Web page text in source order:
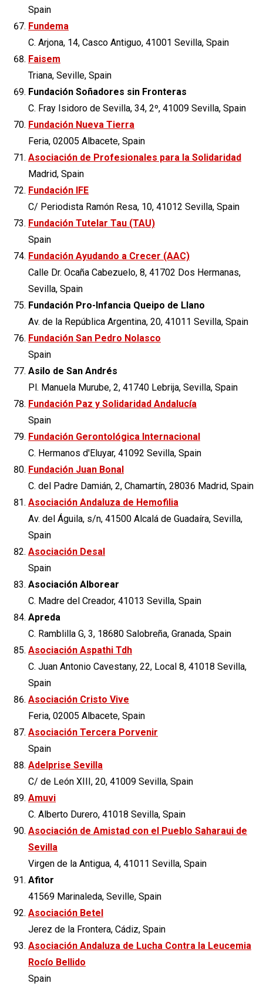
Spain
Fundema
C. Arjona, 14, Casco Antiguo, 41001 Sevilla, Spain
Faisem
Triana, Seville, Spain
Fundación Soñadores sin Fronteras
C. Fray Isidoro de Sevilla, 34, 2º, 41009 Sevilla, Spain
Fundación Nueva Tierra
Feria, 02005 Albacete, Spain
Asociación de Profesionales para la Solidaridad
Madrid, Spain
Fundación IFE
C/ Periodista Ramón Resa, 10, 41012 Sevilla, Spain
Fundación Tutelar Tau (TAU)
Spain
Fundación Ayudando a Crecer (AAC)
Calle Dr. Ocaña Cabezuelo, 8, 41702 Dos Hermanas,
Sevilla, Spain
Fundación Pro-Infancia Queipo de Llano
Av. de la República Argentina, 20, 41011 Sevilla, Spain
Fundación San Pedro Nolasco
Spain
Asilo de San Andrés
Pl. Manuela Murube, 2, 41740 Lebrija, Sevilla, Spain
Fundación Paz y Solidaridad Andalucía
Spain
Fundación Gerontológica Internacional
C. Hermanos d'Eluyar, 41092 Sevilla, Spain
Fundación Juan Bonal
C. del Padre Damián, 2, Chamartín, 28036 Madrid, Spain
Asociación Andaluza de Hemofilia
Av. del Águila, s/n, 41500 Alcalá de Guadaíra, Sevilla,
Spain
Asociación Desal
Spain
Asociación Alborear
C. Madre del Creador, 41013 Sevilla, Spain
Apreda
C. Ramblilla G, 3, 18680 Salobreña, Granada, Spain
Asociación Aspathi Tdh
C. Juan Antonio Cavestany, 22, Local 8, 41018 Sevilla,
Spain
Asociación Cristo Vive
Feria, 02005 Albacete, Spain
Asociación Tercera Porvenir
Spain
Adelprise Sevilla
C/ de León XIII, 20, 41009 Sevilla, Spain
Amuvi
C. Alberto Durero, 41018 Sevilla, Spain
Asociación de Amistad con el Pueblo Saharaui de
Sevilla
Virgen de la Antigua, 4, 41011 Sevilla, Spain
Afitor
41569 Marinaleda, Seville, Spain
Asociación Betel
Jerez de la Frontera, Cádiz, Spain
Asociación Andaluza de Lucha Contra la Leucemia
Rocío Bellido
Spain